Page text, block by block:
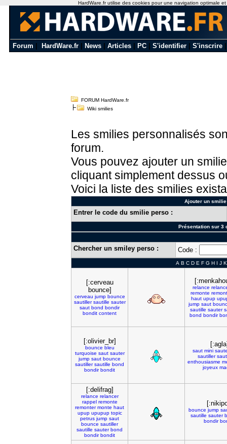
Forum HardWare.fr News Articles PC S'identifier S'inscrire
FORUM HardWare.fr
Wiki smilies
Les smilies personnalisés
forum.
Vous pouvez ajouter un
cliquant simplement dessus
Voici la liste des smilies
Ajouter un
Entrer le code du smilie perso :
Présentation sur 3
Chercher un smiley perso : Code :
A B C D E F G H I J K
[:cerveau
bounce]
cerveau jump bounce
sautiller sautille sauter
saut bond bondir
bondit content
relance
remonte
haut upup
jump saut
sautille sauter
bond bondir
[:olivier_br]
bounce bleu
turquoise saut sauter
jump saut bounce
sautiller sautille bond
bondir bondit
saut mini
sautiller
enthousiasme
joyeux
[:delifrag]
relance relancer
rappel remonte
remonter monte haut
upup upupup topic
petrus jump saut
bounce sautiller
sautille sauter bond
bondir bondit
bounce jump
sautille sauter
bondir
HardWare.fr utilise des cookies pour une navigation optimale